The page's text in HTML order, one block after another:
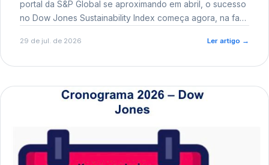
portal da S&P Global se aproximando em abril, o sucesso
no Dow Jones Sustainability Index começa agora, na fase
29 de jul. de 2026 Ler artigo →